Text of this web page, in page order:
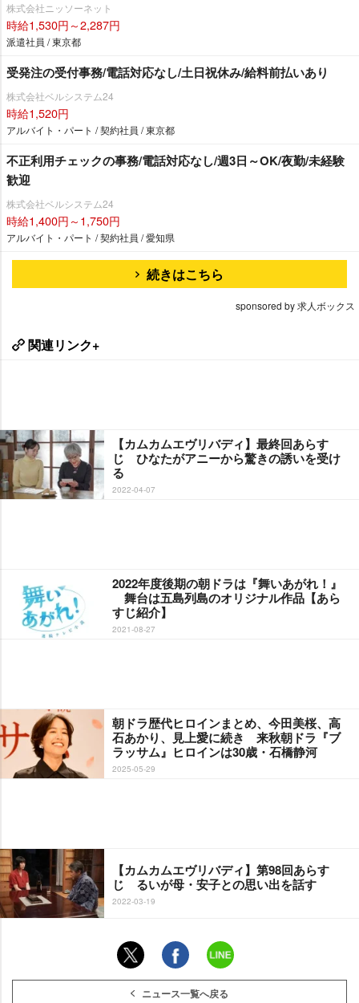
株式会社ニッソーネット
時給1,530円～2,287円
派遣社員 / 東京都
受発注の受付事務/電話対応なし/土日祝休み/給料前払いあり
株式会社ベルシステム24
時給1,520円
アルバイト・パート / 契約社員 / 東京都
不正利用チェックの事務/電話対応なし/週3日～OK/夜勤/未経験
歓迎
株式会社ベルシステム24
時給1,400円～1,750円
アルバイト・パート / 契約社員 / 愛知県
続きはこちら
sponsored by 求人ボックス
関連リンク+
【カムカムエヴリバディ】最終回あらす
じ ひなたがアニーから驚きの誘いを受け
る
2022-04-07
2022年度後期の朝ドラは『舞いあがれ！』
舞台は五島列島のオリジナル作品【あら
すじ紹介】
2021-08-27
朝ドラ歴代ヒロインまとめ、今田美桜、高
石あかり、見上愛に続き 来秋朝ドラ『ブ
ラッサム』ヒロインは30歳・石橋静河
2025-05-29
【カムカムエヴリバディ】第98回あらす
じ るいが母・安子との思い出を話す
2022-03-19
ニュース一覧へ戻る